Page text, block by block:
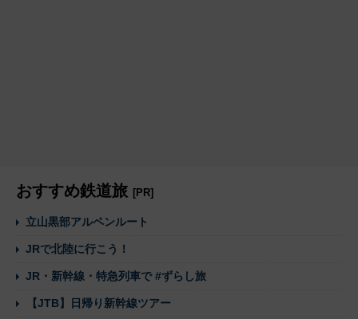
おすすめ鉄道旅 [PR]
立山黒部アルペンルート
JRで北陸に行こう！
JR・新幹線・特急列車で #ずらし旅
【JTB】日帰り新幹線ツアー